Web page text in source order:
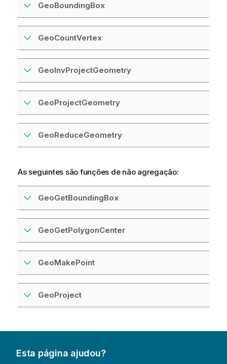
GeoBoundingBox
GeoCountVertex
GeoInvProjectGeometry
GeoProjectGeometry
GeoReduceGeometry
As seguintes são funções de não agregação:
GeoGetBoundingBox
GeoGetPolygonCenter
GeoMakePoint
GeoProject
Esta página ajudou?